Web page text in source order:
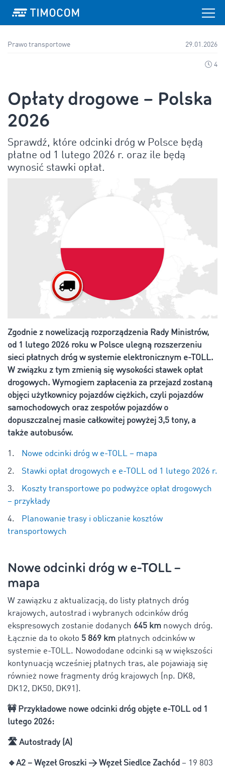
Prawo transportowe 29.01.2026
4
Opłaty drogowe – Polska
2026
Sprawdź, które odcinki dróg w Polsce będą
płatne od 1 lutego 2026 r. oraz ile będą
wynosić stawki opłat.
Zgodnie z nowelizacją rozporządzenia Rady Ministrów,
od 1 lutego 2026 roku w Polsce ulegną rozszerzeniu
sieci płatnych dróg w systemie elektronicznym e-TOLL.
W związku z tym zmienią się wysokości stawek opłat
drogowych. Wymogiem zapłacenia za przejazd zostaną
objęci użytkownicy pojazdów ciężkich, czyli pojazdów
samochodowych oraz zespołów pojazdów o
dopuszczalnej masie całkowitej powyżej 3,5 tony, a
także autobusów.
Nowe odcinki dróg w e-TOLL – mapa
Stawki opłat drogowych e e-TOLL od 1 lutego 2026 r.
Koszty transportowe po podwyżce opłat drogowych
– przykłady
Planowanie trasy i obliczanie kosztów
transportowych
Nowe odcinki dróg w e-TOLL –
mapa
W zawiązku z aktualizacją, do listy płatnych dróg
krajowych, autostrad i wybranych odcinków dróg
ekspresowych zostanie dodanych 645 km nowych dróg.
Łącznie da to około 5 869 km płatnych odcinków w
systemie e-TOLL. Nowododane odcinki są w większości
kontynuacją wcześniej płatnych tras, ale pojawiają się
również nowe fragmenty dróg krajowych (np. DK8,
DK12, DK50, DK91).
🚧Przykładowe nowe odcinki dróg objęte e-TOLL od 1
lutego 2026:
🛣️ Autostrady (A)
🔹A2 – Węzeł Groszki → Węzeł Siedlce Zachód – 19 803